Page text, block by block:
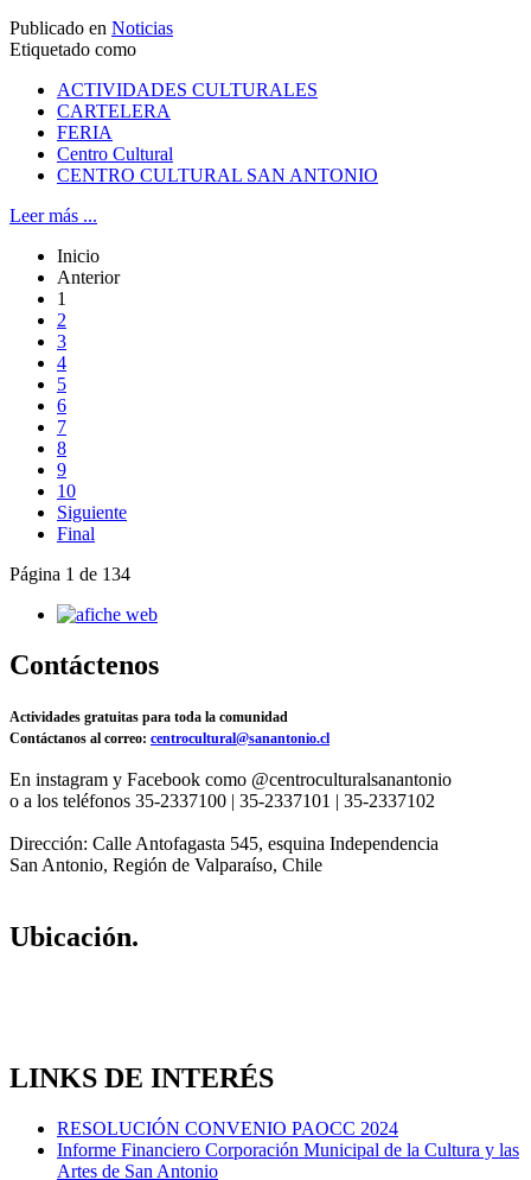
Publicado en Noticias
Etiquetado como
ACTIVIDADES CULTURALES
CARTELERA
FERIA
Centro Cultural
CENTRO CULTURAL SAN ANTONIO
Leer más ...
Inicio
Anterior
1
2
3
4
5
6
7
8
9
10
Siguiente
Final
Página 1 de 134
Contáctenos
Actividades gratuitas para toda la comunidad
Contáctanos al correo: centrocultural@sanantonio.cl
En instagram y Facebook como @centroculturalsanantonio
o a los teléfonos 35-2337100 | 35-2337101 | 35-2337102
Dirección: Calle Antofagasta 545, esquina Independencia
San Antonio, Región de Valparaíso, Chile
Ubicación.
LINKS DE INTERÉS
RESOLUCIÓN CONVENIO PAOCC 2024
Informe Financiero Corporación Municipal de la Cultura y las
Artes de San Antonio